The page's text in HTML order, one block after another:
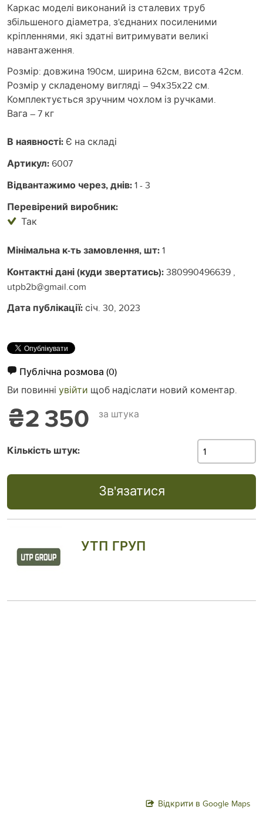
Каркас моделі виконаний із сталевих труб
збільшеного діаметра, з'єднаних посиленими
кріпленнями, які здатні витримувати великі
навантаження.
Розмір: довжина 190см, ширина 62см, висота 42см.
Розмір у складеному вигляді – 94х35х22 см.
Комплектується зручним чохлом із ручками.
Вага – 7 кг
В наявності: Є на складі
Артикул:6007
Відвантажимо через, днів:1 - 3
Перевірений виробник:
Так
Мінімальна к-ть замовлення, шт:1
Контактні дані (куди звертатись):380990496639 ,
utpb2b@gmail.com
Дата публікації:січ. 30, 2023
Публічна розмова (0)
Ви повинні увійти щоб надіслати новий коментар.
₴2 350 за штука
Кількість штук:
Зв'язатися
УТП ГРУП
Відкрити в Google Maps